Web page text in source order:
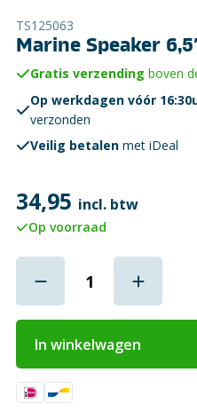
TS125063
Marine Speaker
Gratis verzending boven
Op werkdagen vóór
verzonden
Veilig betalen met iDeal
34,95 incl. btw
Op voorraad
In winkelwagen